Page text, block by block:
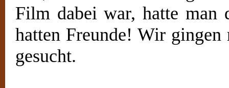
Film dabei war, hatte man
hatten Freunde! Wir gingen
gesucht.